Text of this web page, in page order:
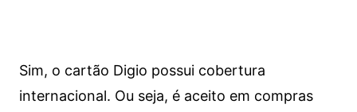
Sim, o cartão Digio possui cobertura
internacional. Ou seja, é aceito em compras